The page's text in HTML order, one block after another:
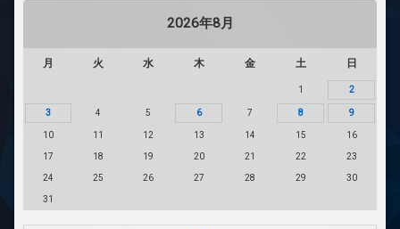
2026年8月
月 火 水 木 金 土 日
1 2
3 4 5 6 7 8 9
10 11 12 13 14 15 16
17 18 19 20 21 22 23
24 25 26 27 28 29 30
31